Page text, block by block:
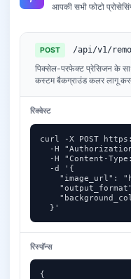
आपकी सभी फोटो
POST /api/v1/
पिक्सेल-परफेक्ट प्रेसिजन के
कस्टम बैकग्राउंड कलर लागू
रिक्वेस्ट
curl -X POST
-H
-H "Content-
  -d '{
"image_url":
  }'
रिस्पॉन्स
{